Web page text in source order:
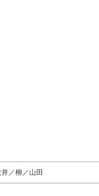
／柳／山田